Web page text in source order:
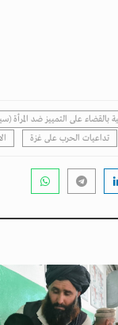
بالقضاء على التمييز ضد المرأة
تداعيات الحرب على غزة